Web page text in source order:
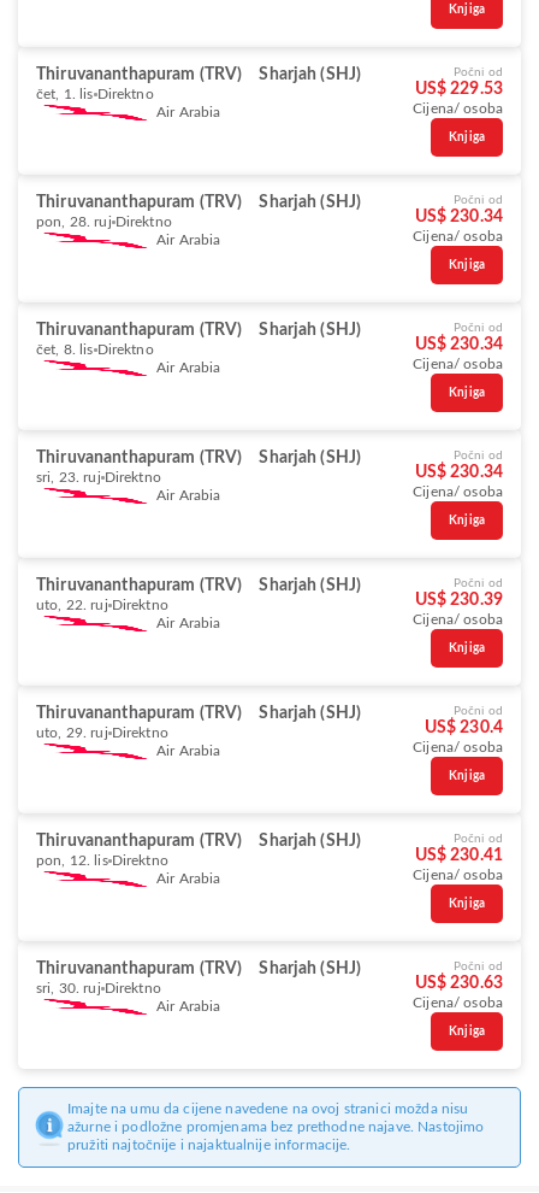
Knjiga
Thiruvananthapuram (TRV) Sharjah (SHJ)
čet, 1. lis Direktno
Air Arabia
Počni od
US$ 229.53
Cijena/ osoba
Knjiga
Thiruvananthapuram (TRV) Sharjah (SHJ)
pon, 28. ruj Direktno
Air Arabia
Počni od
US$ 230.34
Cijena/ osoba
Knjiga
Thiruvananthapuram (TRV) Sharjah (SHJ)
čet, 8. lis Direktno
Air Arabia
Počni od
US$ 230.34
Cijena/ osoba
Knjiga
Thiruvananthapuram (TRV) Sharjah (SHJ)
sri, 23. ruj Direktno
Air Arabia
Počni od
US$ 230.34
Cijena/ osoba
Knjiga
Thiruvananthapuram (TRV) Sharjah (SHJ)
uto, 22. ruj Direktno
Air Arabia
Počni od
US$ 230.39
Cijena/ osoba
Knjiga
Thiruvananthapuram (TRV) Sharjah (SHJ)
uto, 29. ruj Direktno
Air Arabia
Počni od
US$ 230.4
Cijena/ osoba
Knjiga
Thiruvananthapuram (TRV) Sharjah (SHJ)
pon, 12. lis Direktno
Air Arabia
Počni od
US$ 230.41
Cijena/ osoba
Knjiga
Thiruvananthapuram (TRV) Sharjah (SHJ)
sri, 30. ruj Direktno
Air Arabia
Počni od
US$ 230.63
Cijena/ osoba
Knjiga
Imajte na umu da cijene navedene na ovoj stranici možda nisu
ažurne i podložne promjenama bez prethodne najave. Nastojimo
pružiti najtočnije i najaktualnije informacije.